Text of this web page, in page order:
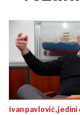
ivan pavlović, jedini član uprave